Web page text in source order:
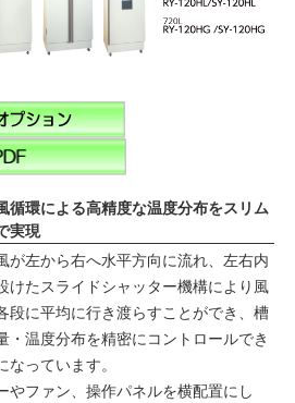
循環による高精度な温度分布をスリム
実現
が左から右へ水平方向に流れ、左右内
けたスライドシャッター機構により風
段に平均に行き渡らすことができ、槽
・温度分布を精密にコントロールでき
なっています。
やファン、操作パネルを横配置にし